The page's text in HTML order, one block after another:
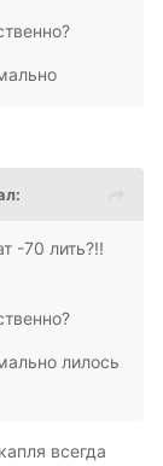
-70 лить?!!
лилось
всегда